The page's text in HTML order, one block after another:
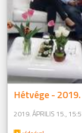
Hétvége -
2019. ÁPRILIS 15.,